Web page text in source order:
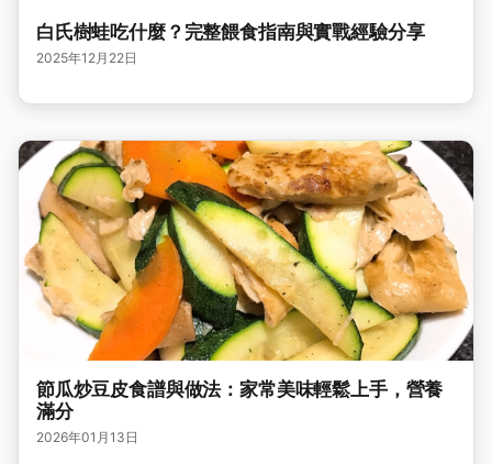
白氏樹蛙吃什麼？完整餵食指南與實戰經驗分享
2025年12月22日
節瓜炒豆皮食譜與做法：家常美味輕鬆上手，營養
滿分
2026年01月13日